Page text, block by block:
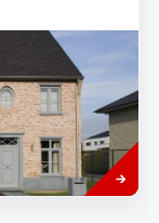
Read
more